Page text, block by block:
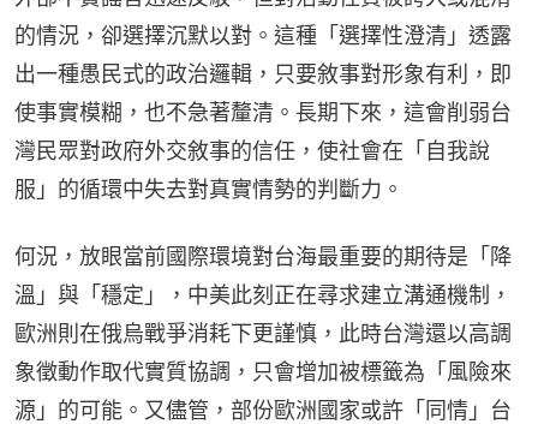
的情況，卻選擇沉默以對。這種「選擇性澄清」透露
出一種愚民式的政治邏輯，只要敘事對形象有利，即
使事實模糊，也不急著釐清。長期下來，這會削弱台
灣民眾對政府外交敘事的信任，使社會在「自我說
服」的循環中失去對真實情勢的判斷力。
何況，放眼當前國際環境對台海最重要的期待是「降
溫」與「穩定」，中美此刻正在尋求建立溝通機制，
歐洲則在俄烏戰爭消耗下更謹慎，此時台灣還以高調
象徵動作取代實質協調，只會增加被標籤為「風險來
源」的可能。又儘管，部份歐洲國家或許「同情」台